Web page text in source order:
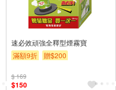
速必效頑強全釋型煙霧寶
滿額9折
贈$200
$ 169
$150